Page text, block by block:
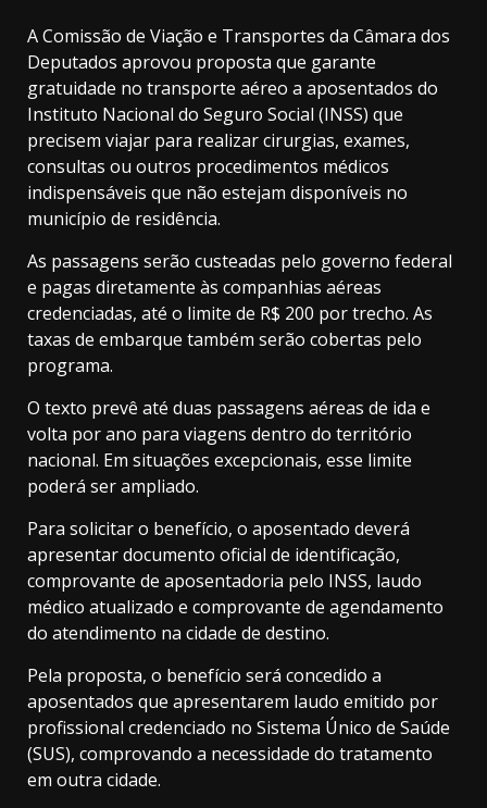
A Comissão de Viação e Transportes da Câmara dos
Deputados aprovou proposta que garante
gratuidade no transporte aéreo a aposentados do
Instituto Nacional do Seguro Social (INSS) que
precisem viajar para realizar cirurgias, exames,
consultas ou outros procedimentos médicos
indispensáveis que não estejam disponíveis no
município de residência.
As passagens serão custeadas pelo governo federal
e pagas diretamente às companhias aéreas
credenciadas, até o limite de R$ 200 por trecho. As
taxas de embarque também serão cobertas pelo
programa.
O texto prevê até duas passagens aéreas de ida e
volta por ano para viagens dentro do território
nacional. Em situações excepcionais, esse limite
poderá ser ampliado.
Para solicitar o benefício, o aposentado deverá
apresentar documento oficial de identificação,
comprovante de aposentadoria pelo INSS, laudo
médico atualizado e comprovante de agendamento
do atendimento na cidade de destino.
Pela proposta, o benefício será concedido a
aposentados que apresentarem laudo emitido por
profissional credenciado no Sistema Único de Saúde
(SUS), comprovando a necessidade do tratamento
em outra cidade.